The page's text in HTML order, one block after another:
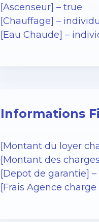
[Ascenseur] – true
[Chauffage] –
[Eau Chaude] –
Informations
[Montant du loyer
[Montant des
[Depot de garantie] –
[Frais Agence